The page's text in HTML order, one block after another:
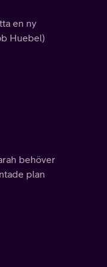
en ny
Huebel)
behöver
plan